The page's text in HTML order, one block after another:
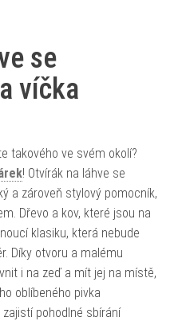
se
víčka
takového ve svém okolí?
! Otvírák na láhve se
a zároveň stylový pomocník,
Dřevo a kov, které jsou na
klasiku, která nebude
Díky otvoru a malému
i na zeď a mít jej na místě,
oblíbeného pivka
pohodlné sbírání